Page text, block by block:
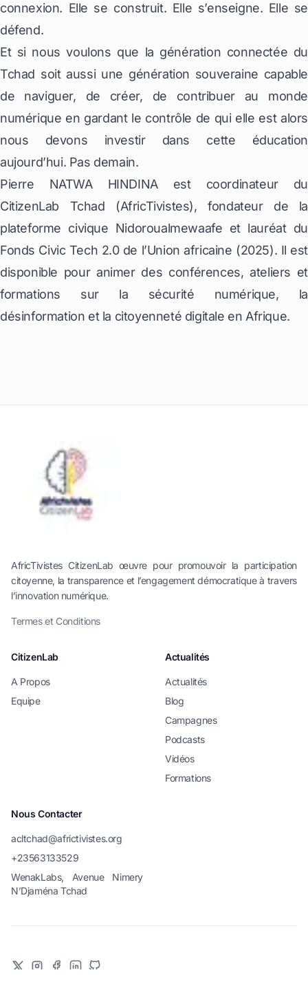
connexion. Elle se construit. Elle s’enseigne. Elle se
défend.
Et si nous voulons que la génération connectée du
Tchad soit aussi une génération souveraine capable
de naviguer, de créer, de contribuer au monde
numérique en gardant le contrôle de qui elle est alors
nous devons investir dans cette éducation
aujourd’hui. Pas demain.
Pierre NATWA HINDINA est coordinateur du
CitizenLab Tchad (AfricTivistes), fondateur de la
plateforme civique Nidoroualmewaafe et lauréat du
Fonds Civic Tech 2.0 de l’Union africaine (2025). Il est
disponible pour animer des conférences, ateliers et
formations sur la sécurité numérique, la
désinformation et la citoyenneté digitale en Afrique.
AfricTivistes CitizenLab œuvre pour promouvoir la participation
citoyenne, la transparence et l’engagement démocratique à travers
l’innovation numérique.
Termes et Conditions
CitizenLab
A Propos
Equipe
Actualités
Actualités
Blog
Campagnes
Podcasts
Vidéos
Formations
Nous Contacter
acltchad@africtivistes.org
+23563133529
WenakLabs, Avenue Nimery
N’Djaména Tchad